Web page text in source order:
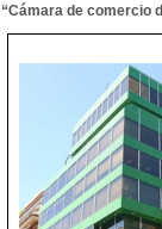
“Cámara de comercio